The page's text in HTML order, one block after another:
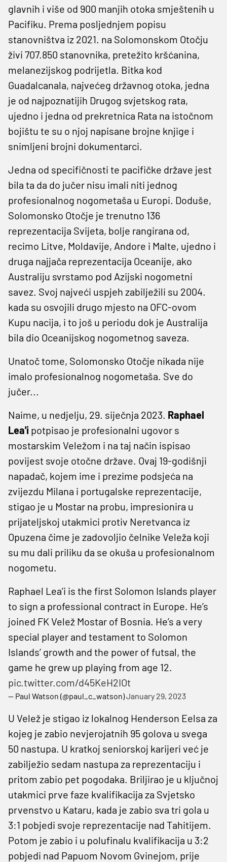
glavnih i više od 900 manjih otoka smještenih u
Pacifiku. Prema posljednjem popisu
stanovništva iz 2021. na Solomonskom Otočju
živi 707.850 stanovnika, pretežito kršćanina,
melanezijskog podrijetla. Bitka kod
Guadalcanala, najvećeg državnog otoka, jedna
je od najpoznatijih Drugog svjetskog rata,
ujedno i jedna od prekretnica Rata na istočnom
bojištu te su o njoj napisane brojne knjige i
snimljeni brojni dokumentarci.
Jedna od specifičnosti te pacifičke države jest
bila ta da do jučer nisu imali niti jednog
profesionalnog nogometaša u Europi. Doduše,
Solomonsko Otočje je trenutno 136
reprezentacija Svijeta, bolje rangirana od,
recimo Litve, Moldavije, Andore i Malte, ujedno i
druga najjača reprezentacija Oceanije, ako
Australiju svrstamo pod Azijski nogometni
savez. Svoj najveći uspjeh zabilježili su 2004.
kada su osvojili drugo mjesto na OFC-ovom
Kupu nacija, i to još u periodu dok je Australija
bila dio Oceanijskog nogometnog saveza.
Unatoč tome, Solomonsko Otočje nikada nije
imalo profesionalnog nogometaša. Sve do
jučer...
Naime, u nedjelju, 29. siječnja 2023. Raphael
Lea'i potpisao je profesionalni ugovor s
mostarskim Veležom i na taj način ispisao
povijest svoje otočne države. Ovaj 19-godišnji
napadač, kojem ime i prezime podsjeća na
zvijezdu Milana i portugalske reprezentacije,
stigao je u Mostar na probu, impresionira u
prijateljskoj utakmici protiv Neretvanca iz
Opuzena čime je zadovoljio čelnike Veleža koji
su mu dali priliku da se okuša u profesionalnom
nogometu.
Raphael Lea’i is the first Solomon Islands player
to sign a professional contract in Europe. He’s
joined FK Velež Mostar of Bosnia. He’s a very
special player and testament to Solomon
Islands’ growth and the power of futsal, the
game he grew up playing from age 12.
pic.twitter.com/d45KeH2IOt
— Paul Watson (@paul_c_watson)January 29, 2023
U Velež je stigao iz lokalnog Henderson Eelsa za
kojeg je zabio nevjerojatnih 95 golova u svega
50 nastupa. U kratkoj seniorskoj karijeri već je
zabilježio sedam nastupa za reprezentaciju i
pritom zabio pet pogodaka. Briljirao je u ključnoj
utakmici prve faze kvalifikacija za Svjetsko
prvenstvo u Kataru, kada je zabio sva tri gola u
3:1 pobjedi svoje reprezentacije nad Tahitijem.
Potom je zabio i u polufinalu kvalifikacija u 3:2
pobjedi nad Papuom Novom Gvinejom, prije